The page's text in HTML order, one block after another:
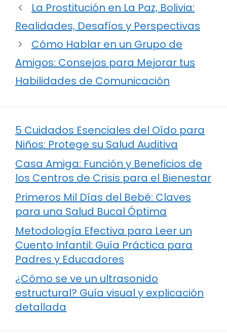
La Prostitución en La Paz, Bolivia:
Realidades, Desafíos y Perspectivas
Cómo Hablar en un Grupo de
Amigos: Consejos para Mejorar tus
Habilidades de Comunicación
5 Cuidados Esenciales del Oído para
Niños: Protege su Salud Auditiva
Casa Amiga: Función y Beneficios de
los Centros de Crisis para el Bienestar
Primeros Mil Días del Bebé: Claves
para una Salud Bucal Óptima
Metodología Efectiva para Leer un
Cuento Infantil: Guía Práctica para
Padres y Educadores
¿Cómo se ve un ultrasonido
estructural? Guía visual y explicación
detallada